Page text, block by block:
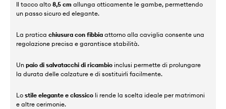
Il tacco alto 8,5 cm allunga otticamente le gambe, permettendo
un passo sicuro ed elegante.
La pratica chiusura con fibbia attorno alla caviglia consente una
regolazione precisa e garantisce stabilità.
Un paio di salvatacchi di ricambio inclusi permette di prolungare
la durata delle calzature e di sostituirli facilmente.
Lo stile elegante e classico li rende la scelta ideale per matrimoni
e altre cerimonie.